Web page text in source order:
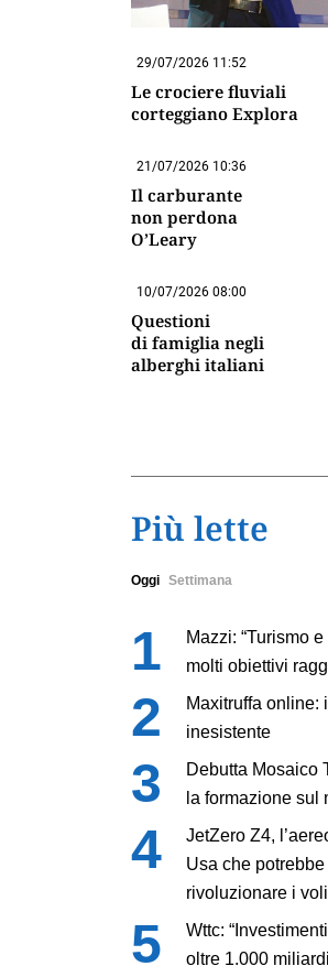
29/07/2026 11:52
Le crociere fluviali
corteggiano Explora
21/07/2026 10:36
Il carburante
non perdona
O’Leary
10/07/2026 08:00
Questioni
di famiglia negli
alberghi italiani
Più lette
Oggi Settimana
Mazzi: “Turismo
molti obiettivi
Maxitruffa online:
inesistente
Debutta Mosaico
la formazione sul
JetZero Z4,
Usa che potrebbe
rivoluzionare i voli
Wttc: “Investimenti
oltre 1.000 miliardi